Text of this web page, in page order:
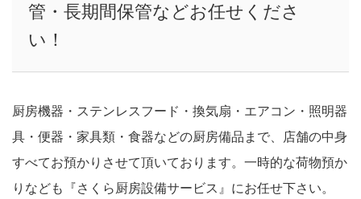
管・長期間保管などお任せくださ
い！
厨房機器・ステンレスフード・換気扇・エアコン・照明器
具・便器・家具類・食器などの厨房備品まで、店舗の中身
すべてお預かりさせて頂いております。一時的な荷物預か
りなども『さくら厨房設備サービス』にお任せ下さい。